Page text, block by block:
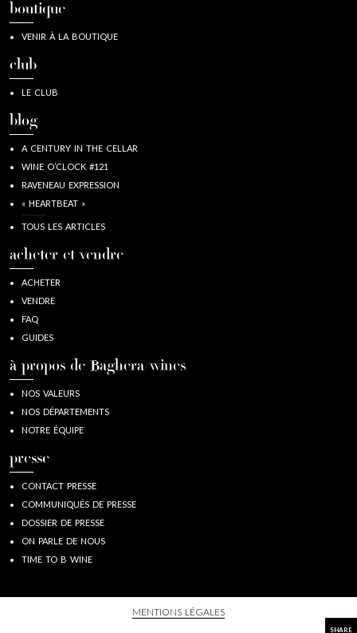
SHARE
boutique
VENIR À LA BOUTIQUE
club
LE CLUB
blog
A CENTURY IN THE CELLAR
WINE O’CLOCK #121
RAVENEAU EXPRESSION
« HEARTBEAT »
TOUS LES ARTICLES
acheter et vendre
ACHETER
VENDRE
FAQ
GUIDES
à propos de Baghera/wines
NOS VALEURS
NOS DÉPARTEMENTS
NOTRE ÉQUIPE
presse
CONTACT PRESSE
COMMUNIQUÉS DE PRESSE
DOSSIER DE PRESSE
ON PARLE DE NOUS
TIME TO B WINE
MENTIONS LÉGALES